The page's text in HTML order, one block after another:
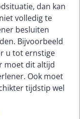
dan kan
volledig te
besluiten
Bijvoorbeeld
u tot ernstige
moet dit altijd
Ook moet
tijdstip wel